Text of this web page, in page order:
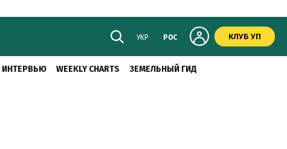
УКР РОС КЛУБ УП
ИНТЕРВЬЮ WEEKLY CHARTS ЗЕМЕЛЬНЫЙ ГИД